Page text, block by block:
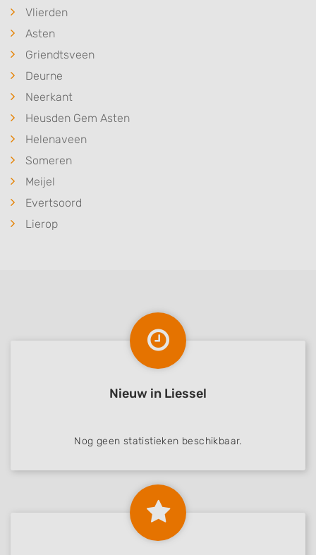
Vlierden
Asten
Griendtsveen
Deurne
Neerkant
Heusden Gem Asten
Helenaveen
Someren
Meijel
Evertsoord
Lierop
Nieuw in Liessel
Nog geen statistieken beschikbaar.